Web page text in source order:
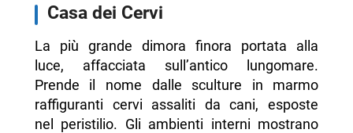
Casa dei Cervi
La più grande dimora finora portata alla
luce, affacciata sull’antico lungomare.
Prende il nome dalle sculture in marmo
raffiguranti cervi assaliti da cani, esposte
nel peristilio. Gli ambienti interni mostrano